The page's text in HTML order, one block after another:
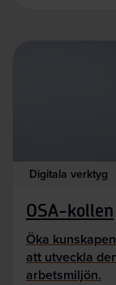
Digitala verktyg
OSA-kollen
Öka
att utveckla
arbetsmiljön.